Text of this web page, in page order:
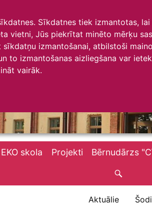
Sīkdatnes tiek izmantotas,
vietni, Jūs piekrītat minēto mērķu
izmantošanai, atbilstoši
to izmantošanas aizliegšana var
vairāk.
EKO skola Projekti Bērnudārzs
Aktuālie